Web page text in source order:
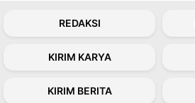
REDAKSI
KIRIM KARYA
KIRIM BERITA